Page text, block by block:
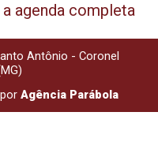
a agenda completa
Antônio - Coronel
Agência Parábola